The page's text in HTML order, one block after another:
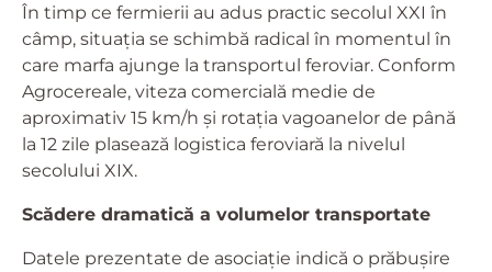
În timp ce fermierii au adus practic secolul XXI în
câmp, situația se schimbă radical în momentul în
care marfa ajunge la transportul feroviar. Conform
Agrocereale, viteza comercială medie de
aproximativ 15 km/h și rotația vagoanelor de până
la 12 zile plasează logistica feroviară la nivelul
secolului XIX.
Scădere dramatică a volumelor transportate
Datele prezentate de asociație indică o prăbușire